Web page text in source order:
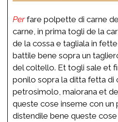
Perfare polpette di carne
carne, in prima togli de la
de la cossa e tagliala in
battile bene sopra un
del coltello. Et togli sale et
ponilo sopra la ditta fetta di
petrosimolo, maiorana et
queste cose inseme con
distendile bene queste